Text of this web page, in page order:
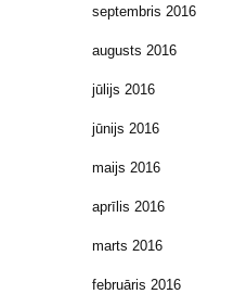
septembris 2016
augusts 2016
jūlijs 2016
jūnijs 2016
maijs 2016
aprīlis 2016
marts 2016
februāris 2016